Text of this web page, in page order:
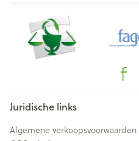
Juridische links
Algemene verkoopsvoorwaarden